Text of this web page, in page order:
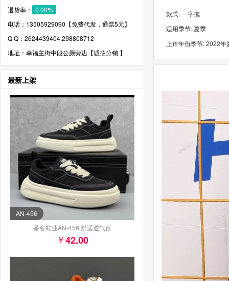
退货率：
0.00%
电话：13505929090【免费代发，通票5元】
Q Q：2624439404,298808712
地址：幸福主街中段公厕旁边【诚招分销 】
最新上架
AN-456
番客鞋业AN-456 舒适透气百
42.00
款式: 一字拖
适用季节: 夏季
上市年份季节: 2022年